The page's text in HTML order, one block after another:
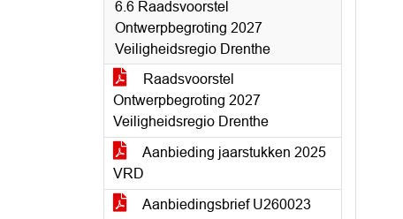
6.6 Raadsvoorstel
Ontwerpbegroting 2027
Veiligheidsregio Drenthe
Raadsvoorstel
Ontwerpbegroting 2027
Veiligheidsregio Drenthe
Aanbieding jaarstukken 2025
VRD
Aanbiedingsbrief U260023